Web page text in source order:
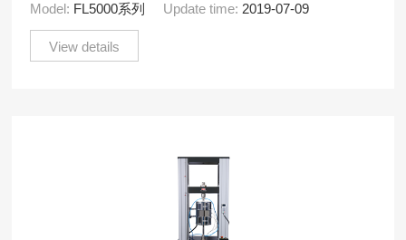
Model: FL5000系列 Update time: 2019-07-09
View details